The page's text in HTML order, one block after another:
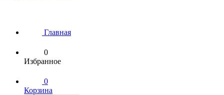
Главная
0
Избранное
0
Корзина